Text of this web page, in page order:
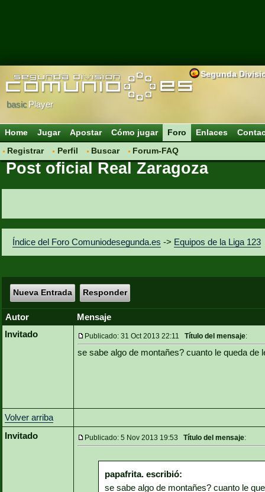
Segunda
basicPlayer
Home Jugar Apostar Cómo jugar
Foro
Registrar
Perfil Buscar Forum-FAQ
Enlaces
Post oficial Real Zaragoza
Índice del Foro Comuniodesegunda.es -> Equipos de la Liga 123
Nueva Entrada Responder
Autor
Mensaje
Invitado
Publicado: 31 Oct 2013 22:11 Título del mensaje:
se sabe algo de montañes? cuanto le queda de
Volver arriba
Invitado
Publicado: 5 Nov 2013 19:53 Título del mensaje:
papafrita. escribió:
se sabe algo de montañes? cuanto le